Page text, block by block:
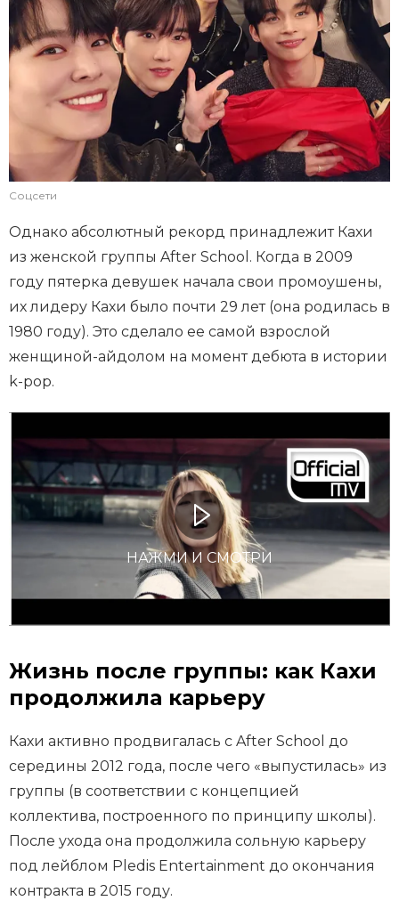
Соцсети
Однако абсолютный рекорд принадлежит Кахи
из женской группы After School. Когда в 2009
году пятерка девушек начала свои промоушены,
их лидеру Кахи было почти 29 лет (она родилась в
1980 году). Это сделало ее самой взрослой
женщиной-айдолом на момент дебюта в истории
k-pop.
НАЖМИ И СМОТРИ
Жизнь после группы: как Кахи
продолжила карьеру
Кахи активно продвигалась с After School до
середины 2012 года, после чего «выпустилась» из
группы (в соответствии с концепцией
коллектива, построенного по принципу школы).
После ухода она продолжила сольную карьеру
под лейблом Pledis Entertainment до окончания
контракта в 2015 году.